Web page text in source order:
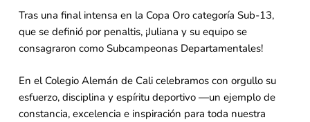
Tras una final intensa en la Copa Oro categoría Sub-13,
que se definió por penaltis, ¡Juliana y su equipo se
consagraron como Subcampeonas Departamentales!
En el Colegio Alemán de Cali celebramos con orgullo su
esfuerzo, disciplina y espíritu deportivo —un ejemplo de
constancia, excelencia e inspiración para toda nuestra